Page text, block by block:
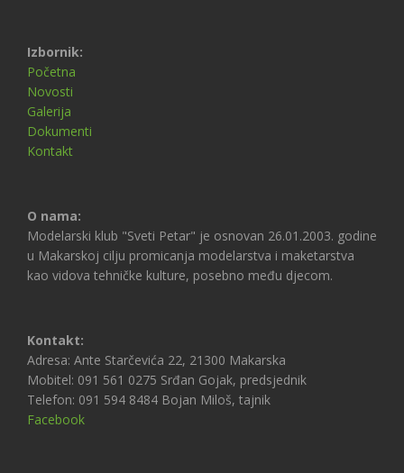
Izbornik:
Početna
Novosti
Galerija
Dokumenti
Kontakt
O nama:
Modelarski klub "Sveti Petar" je osnovan 26.01.2003. godine
u Makarskoj cilju promicanja modelarstva i maketarstva
kao vidova tehničke kulture, posebno među djecom.
Kontakt:
Adresa: Ante Starčevića 22, 21300 Makarska
Mobitel: 091 561 0275 Srđan Gojak, predsjednik
Telefon: 091 594 8484 Bojan Miloš, tajnik
Facebook